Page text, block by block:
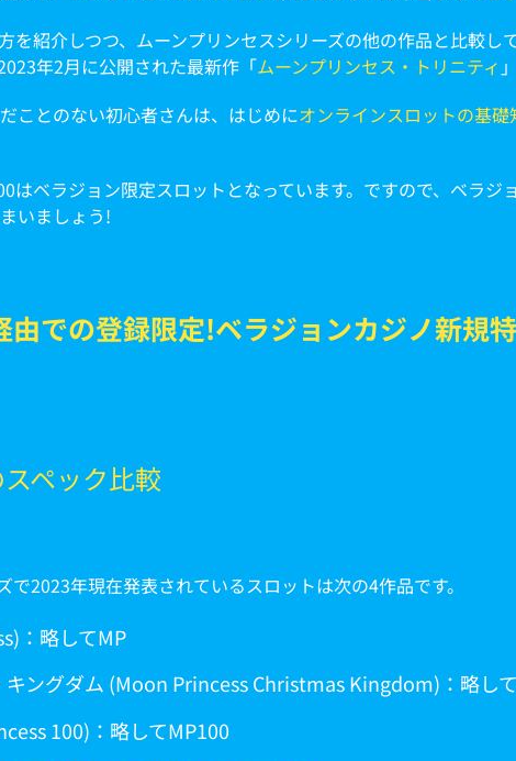
を紹介しつつ、ムーンプリンセスシリーズの他の作品と比較
年2月に公開された最新作「ムーンプリンセス・トリニティ
ことのない初心者さんは、はじめにオンラインスロットの基
はベラジョン限定スロットとなっています。ですので、ベラ
いましょう!
由での登録限定!ベラジョンカジノ新規
ペック比較
2023年現在発表されているスロットは次の4作品です。
：略してMP
ングダム (Moon Princess Christmas Kingdom)：略し
100)：略してMP100